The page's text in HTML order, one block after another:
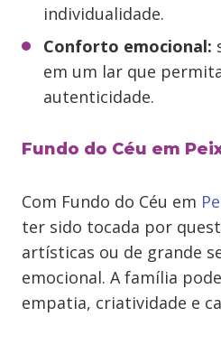
individualidade.
Conforto emocional:
em um lar que
autenticidade.
Fundo do Céu em
Com Fundo do Céu em
ter sido tocada por
artísticas ou de grande
emocional. A família
empatia, criatividade e